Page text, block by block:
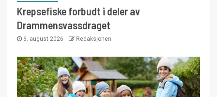
Krepsefiske forbudt i deler av
Drammensvassdraget
6. august 2026 Redaksjonen